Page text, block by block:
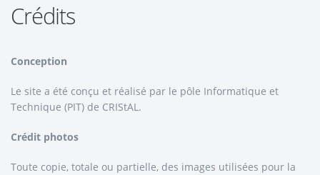
Crédits
Conception
Le site a été conçu et réalisé par le pôle Informatique et
Technique (PIT) de CRIStAL.
Crédit photos
Toute copie, totale ou partielle, des images utilisées pour la